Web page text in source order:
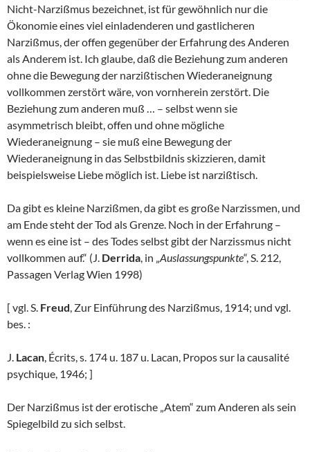
Nicht-Narzißmus bezeichnet, ist für gewöhnlich nur die
Ökonomie eines viel einladenderen und gastlicheren
Narzißmus, der offen gegenüber der Erfahrung des Anderen
als Anderem ist. Ich glaube, daß die Beziehung zum anderen
ohne die Bewegung der narzißtischen Wiederaneignung
vollkommen zerstört wäre, von vornherein zerstört. Die
Beziehung zum anderen muß … – selbst wenn sie
asymmetrisch bleibt, offen und ohne mögliche
Wiederaneignung – sie muß eine Bewegung der
Wiederaneignung in das Selbstbildnis skizzieren, damit
beispielsweise Liebe möglich ist. Liebe ist narzißtisch.
Da gibt es kleine Narzißmen, da gibt es große Narzissmen, und
am Ende steht der Tod als Grenze. Noch in der Erfahrung –
wenn es eine ist – des Todes selbst gibt der Narzissmus nicht
vollkommen auf.“ (J. Derrida, in „Auslassungspunkte“, S. 212,
Passagen Verlag Wien 1998)
[ vgl. S. Freud, Zur Einführung des Narzißmus, 1914; und vgl.
bes. :
J. Lacan, Écrits, s. 174 u. 187 u. Lacan, Propos sur la causalité
psychique, 1946; ]
Der Narzißmus ist der erotische „Atem“ zum Anderen als sein
Spiegelbild zu sich selbst.